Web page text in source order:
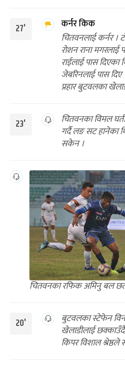
27'
कर्नर किक
चितवनलाई कर्नर ।
रोशन राना
राईलाई पास
जेबरिनलाई पास
प्रहार बुटवलका
23'
चितवनका विमल
गर्दै लङ सट हानेका
सकेन ।
चितवनका रफिक अमिनु बल
20'
बुटवलका स्टेफेन
खेलाडीलाई छक्काउँदै
किपर विशाल